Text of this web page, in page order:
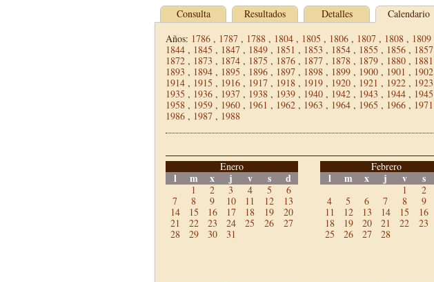
Consulta Resultados Detalles
Calendario
Años: 1786 , 1787 , 1788 , 1804 , 1805 , 1806 , 1807 , 1808 , 1809
1844 , 1845 , 1847 , 1849 , 1851 , 1853 , 1854 , 1855 , 1856 , 1857
1872 , 1873 , 1874 , 1875 , 1876 , 1877 , 1878 , 1879 , 1880 , 1881
1893 , 1894 , 1895 , 1896 , 1897 , 1898 , 1899 , 1900 , 1901 , 1902
1914 , 1915 , 1916 , 1917 , 1918 , 1919 , 1920 , 1921 , 1922 , 1923
1935 , 1936 , 1937 , 1938 , 1939 , 1940 , 1942 , 1943 , 1944 , 1945
1958 , 1959 , 1960 , 1961 , 1962 , 1963 , 1964 , 1965 , 1966 , 1971
1986 , 1987 , 1988
Enero
l m x j v s d
1 2 3 4 5
6
7
8 9 10 11 12
13
14
15 16 17 18 19
20
21
22 23 24 25 26
27
28
29 30 31
Febrero
l m x j v s
1 2
4
5 6 7 8 9
11
12 13 14 15 16
18
19 20 21 22 23
25
26 27 28